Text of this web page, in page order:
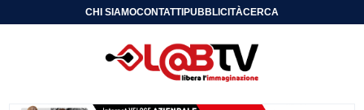
CHI SIAMOCONTATTIPUBBLICITÀCERCA